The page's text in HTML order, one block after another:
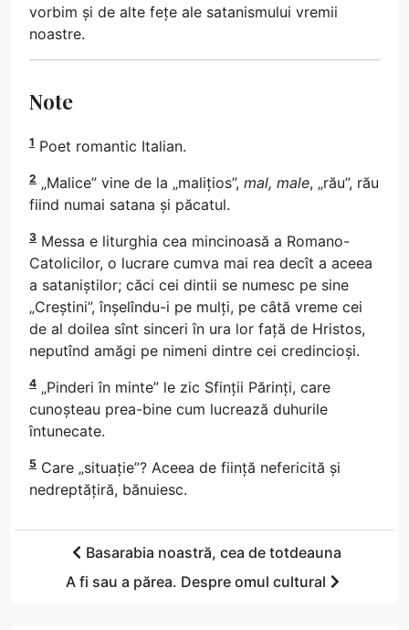
vorbim și de alte fețe ale satanismului vremii
noastre.
Note
1 Poet romantic Italian.
2 „Malice” vine de la „malițios”, mal, male, „rău”, rău
fiind numai satana și păcatul.
3 Messa e liturghia cea mincinoasă a Romano-
Catolicilor, o lucrare cumva mai rea decît a aceea
a sataniștilor; căci cei dintii se numesc pe sine
„Creștini”, înșelîndu-i pe mulți, pe câtă vreme cei
de al doilea sînt sinceri în ura lor față de Hristos,
neputînd amăgi pe nimeni dintre cei credincioși.
4 „Pinderi în minte” le zic Sfinții Părinți, care
cunoșteau prea-bine cum lucrează duhurile
întunecate.
5 Care „situație”? Aceea de ființă nefericită și
nedreptățiră, bănuiesc.
Basarabia noastră, cea de totdeauna
A fi sau a părea. Despre omul cultural